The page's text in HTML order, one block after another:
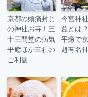
京都の頭痛封じ
の神社お寺！三
十三間堂の病気
平癒ほか三社の
ご利益
今宮神
益とは
平癒で
超有名